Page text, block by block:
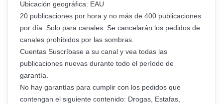
Ubicación geográfica: EAU
20 publicaciones por hora y no más de 400 publicaciones
por día. Solo para canales. Se cancelarán los pedidos de
canales prohibidos por las sombras.
Cuentas Suscríbase a su canal y vea todas las
publicaciones nuevas durante todo el período de
garantía.
No hay garantías para cumplir con los pedidos que
contengan el siguiente contenido: Drogas, Estafas,